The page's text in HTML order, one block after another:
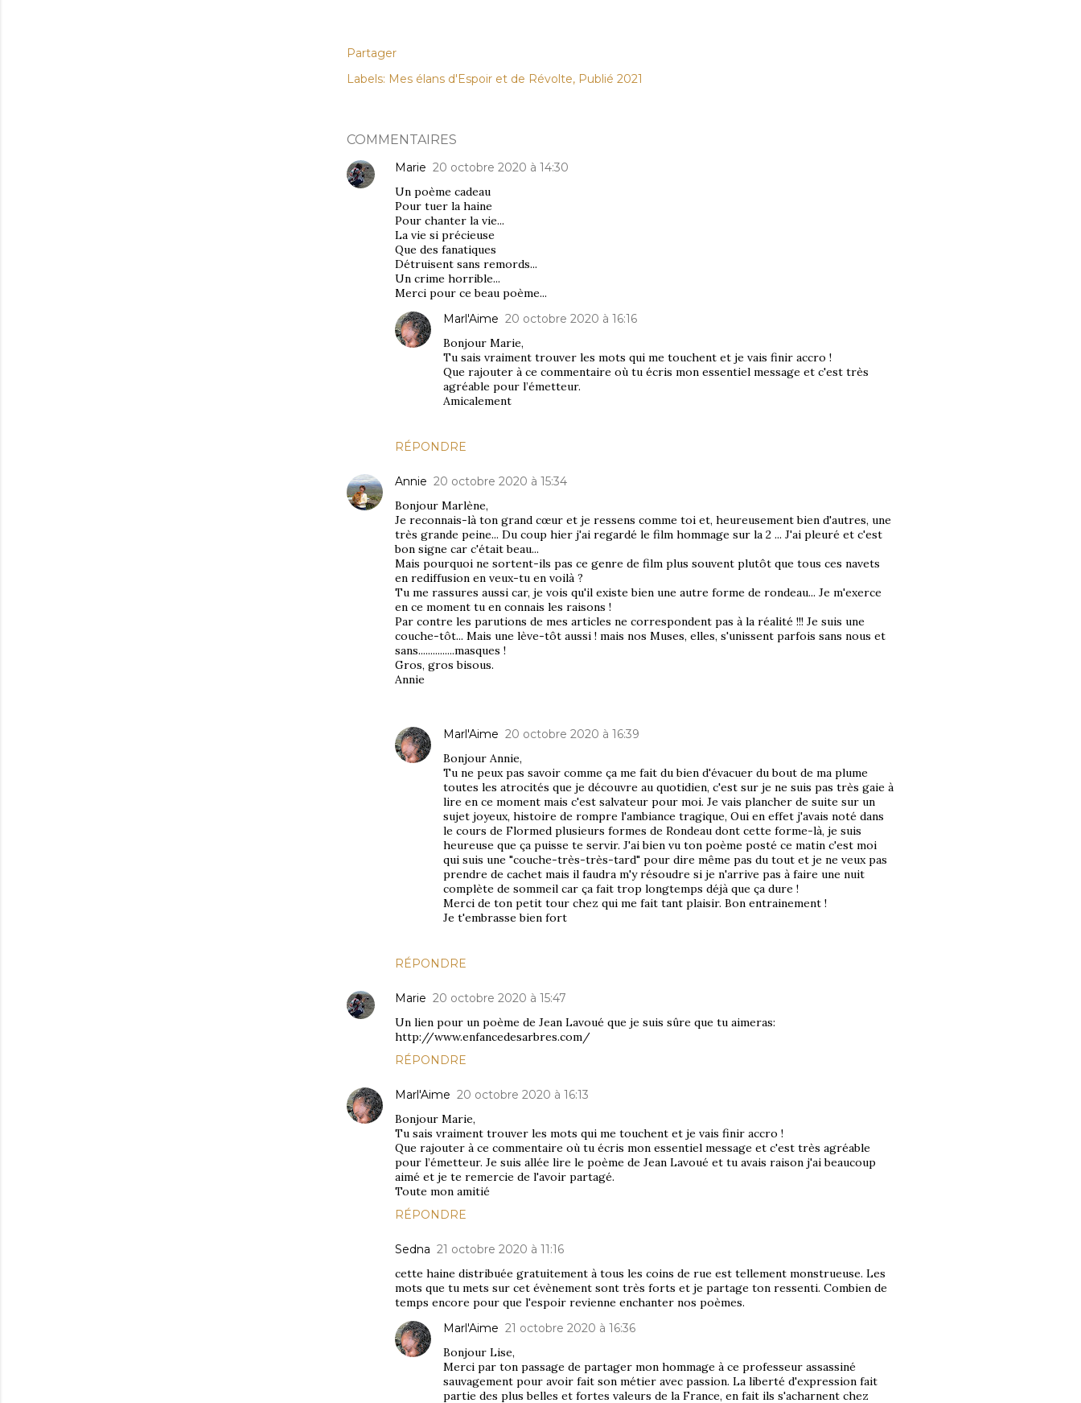
Partager
Labels: Mes élans d'Espoir et de Révolte Publié 2021
COMMENTAIRES
Marie 20 octobre 2020 à 14:30
Un poème cadeau
Pour tuer la haine
Pour chanter la vie...
La vie si précieuse
Que des fanatiques
Détruisent sans remords...
Un crime horrible...
Merci pour ce beau poème...
RÉPONDRE
Marl'Aime 20 octobre 2020 à 16:16
Bonjour Marie,
Tu sais vraiment trouver les mots qui me touchent et je vais finir accro !
Que rajouter à ce commentaire où tu écris mon essentiel message et c'est très
agréable pour l’émetteur.
Amicalement
Annie 20 octobre 2020 à 15:34
Bonjour Marlène,
Je reconnais-là ton grand cœur et je ressens comme toi et, heureusement bien d'autres, une
très grande peine... Du coup hier j'ai regardé le film hommage sur la 2 ... J'ai pleuré et c'est
bon signe car c'était beau...
Mais pourquoi ne sortent-ils pas ce genre de film plus souvent plutôt que tous ces navets
en rediffusion en veux-tu en voilà ?
Tu me rassures aussi car, je vois qu'il existe bien une autre forme de rondeau... Je m'exerce
en ce moment tu en connais les raisons !
Par contre les parutions de mes articles ne correspondent pas à la réalité !!! Je suis une
couche-tôt... Mais une lève-tôt aussi ! mais nos Muses, elles, s'unissent parfois sans nous et
sans...............masques !
Gros, gros bisous.
Annie
RÉPONDRE
Marl'Aime 20 octobre 2020 à 16:39
Bonjour Annie,
Tu ne peux pas savoir comme ça me fait du bien d'évacuer du bout de ma plume
toutes les atrocités que je découvre au quotidien, c'est sur je ne suis pas très gaie à
lire en ce moment mais c'est salvateur pour moi. Je vais plancher de suite sur un
sujet joyeux, histoire de rompre l'ambiance tragique, Oui en effet j'avais noté dans
le cours de Flormed plusieurs formes de Rondeau dont cette forme-là, je suis
heureuse que ça puisse te servir. J'ai bien vu ton poème posté ce matin c'est moi
qui suis une "couche-très-très-tard" pour dire même pas du tout et je ne veux pas
prendre de cachet mais il faudra m'y résoudre si je n'arrive pas à faire une nuit
complète de sommeil car ça fait trop longtemps déjà que ça dure !
Merci de ton petit tour chez qui me fait tant plaisir. Bon entrainement !
Je t'embrasse bien fort
Marie 20 octobre 2020 à 15:47
Un lien pour un poème de Jean Lavoué que je suis sûre que tu aimeras:
http://www.enfancedesarbres.com/
RÉPONDRE
Marl'Aime 20 octobre 2020 à 16:13
Bonjour Marie,
Tu sais vraiment trouver les mots qui me touchent et je vais finir accro !
Que rajouter à ce commentaire où tu écris mon essentiel message et c'est très agréable
pour l’émetteur. Je suis allée lire le poème de Jean Lavoué et tu avais raison j'ai beaucoup
aimé et je te remercie de l'avoir partagé.
Toute mon amitié
RÉPONDRE
Sedna 21 octobre 2020 à 11:16
cette haine distribuée gratuitement à tous les coins de rue est tellement monstrueuse. Les
mots que tu mets sur cet évènement sont très forts et je partage ton ressenti. Combien de
temps encore pour que l'espoir revienne enchanter nos poèmes.
Marl'Aime 21 octobre 2020 à 16:36
Bonjour Lise,
Merci par ton passage de partager mon hommage à ce professeur assassiné
sauvagement pour avoir fait son métier avec passion. La liberté d'expression fait
partie des plus belles et fortes valeurs de la France, en fait ils s'acharnent chez